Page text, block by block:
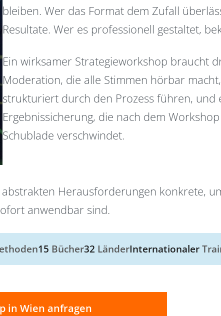
bleiben. Wer das Format dem Zufall
Resultate. Wer es professionell gestaltet,
Ein wirksamer Strategieworkshop braucht
Moderation, die alle Stimmen hörbar
strukturiert durch den Prozess führen, und
Ergebnissicherung, die nach dem
Schublade verschwindet.
Herausforderungen konkrete,
anwendbar sind.
15 Bücher32 LänderInternationaler
in Wien anfragen